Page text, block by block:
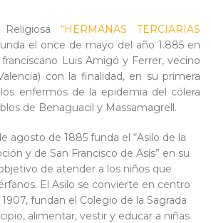
“HERMANAS TERCIARIAS
el once de mayo del año 1.885 en
Luis Amigó y Ferrer, vecino
con la finalidad, en su primera
enfermos de la epidemia del cólera
de Benaguacil y Massamagrell.
agosto de 1885 funda el “Asilo de la
y de San Francisco de Asís” en su
de atender a los niños que
El Asilo se convierte en centro
fundan el Colegio de la Sagrada
alimentar, vestir y educar a niñas